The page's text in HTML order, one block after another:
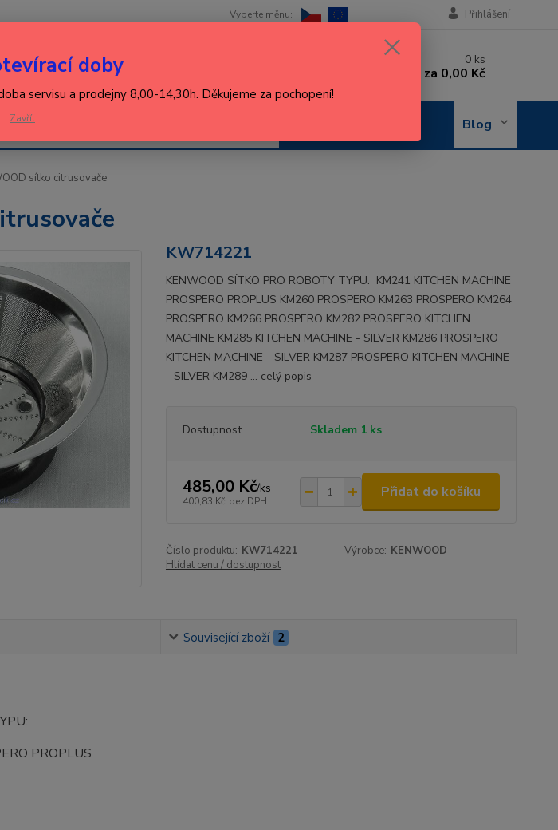
Blog
Přihlášení
Hledat 0 ks
za 0,00 Kč
sítko citrusovače
KW714221
KENWOOD SÍTKO PRO ROBOTY TYPU: KM241 KITCHEN MACHINE
PROSPERO PROPLUS KM260 PROSPERO KM263 PROSPERO KM264
PROSPERO KM266 PROSPERO KM282 PROSPERO KITCHEN
MACHINE KM285 KITCHEN MACHINE - SILVER KM286 PROSPERO
KITCHEN MACHINE - SILVER KM287 PROSPERO KITCHEN MACHINE
- SILVER KM289 ... celý popis
Dostupnost Skladem 1 ks
485,00 Kč/ks
400,83 Kč bez DPH
Přidat do košíku
Číslo produktu: KW714221 Výrobce: KENWOOD
Hlídat cenu / dostupnost
Související zboží 2
PROPLUS
doby
servisu a prodejny 8,00-14,30h. Děkujeme za pochopení!
Zavřít